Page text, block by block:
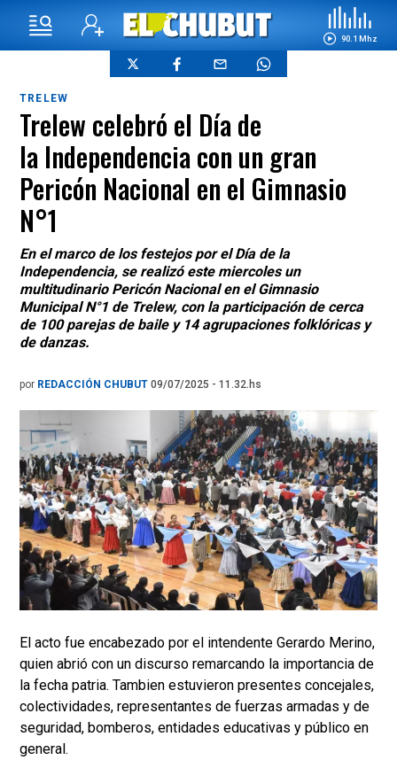
90.1 Mhz
TRELEW
Trelew celebró el Día de
la Independencia con un gran
Pericón Nacional en el Gimnasio
N°1
En el marco de los festejos por el Día de la
Independencia, se realizó este miercoles un
multitudinario Pericón Nacional en el Gimnasio
Municipal N°1 de Trelew, con la participación de cerca
de 100 parejas de baile y 14 agrupaciones folklóricas y
de danzas.
por REDACCIÓN CHUBUT 09/07/2025 - 11.32.hs
El acto fue encabezado por el intendente Gerardo Merino,
quien abrió con un discurso remarcando la importancia de
la fecha patria. Tambien estuvieron presentes concejales,
colectividades, representantes de fuerzas armadas y de
seguridad, bomberos, entidades educativas y público en
general.